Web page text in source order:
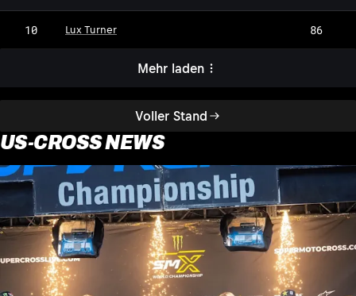
Voller Stand
10 Lux Turner 86
Mehr laden
US-CROSS NEWS